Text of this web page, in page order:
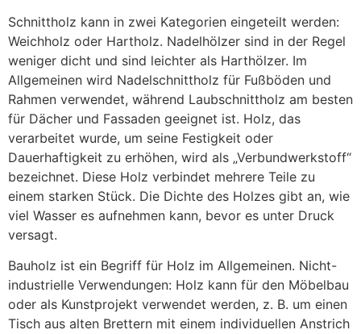
Schnittholz kann in zwei Kategorien eingeteilt werden:
Weichholz oder Hartholz. Nadelhölzer sind in der Regel
weniger dicht und sind leichter als Harthölzer. Im
Allgemeinen wird Nadelschnittholz für Fußböden und
Rahmen verwendet, während Laubschnittholz am besten
für Dächer und Fassaden geeignet ist. Holz, das
verarbeitet wurde, um seine Festigkeit oder
Dauerhaftigkeit zu erhöhen, wird als „Verbundwerkstoff“
bezeichnet. Diese Holz verbindet mehrere Teile zu
einem starken Stück. Die Dichte des Holzes gibt an, wie
viel Wasser es aufnehmen kann, bevor es unter Druck
versagt.
Bauholz ist ein Begriff für Holz im Allgemeinen. Nicht-
industrielle Verwendungen: Holz kann für den Möbelbau
oder als Kunstprojekt verwendet werden, z. B. um einen
Tisch aus alten Brettern mit einem individuellen Anstrich